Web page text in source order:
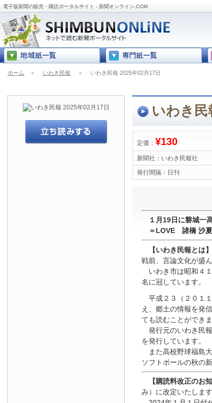
電子版新聞の販売・購読ポータルサイト - 新聞オンライン.COM
ホーム ＞ いわき民報 ＞ いわき民報 2025年02月17日
いわき民
定価： ¥130
新聞社： いわき民報社
発行間隔： 日刊
１月19日に磐城一
＝LOVE 諸橋 沙
【いわき民報とは】
戦前、言論文化が盛
いわき市は昭和４
名に冠しています。
平成２３（２０１
え、郷土の情報を発
ても読むことができま
発行元のいわき民
を発行しています。
また高校野球福島
ソフトボールの秋の
【購読料改正のお
み）に改定いたしま